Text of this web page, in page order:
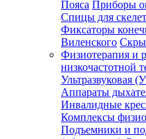
Пояса Приборы
Спицы для
Фиксаторы
Виленского
Физиотерапия и
низкочастотной
Ультразвуковая
Аппараты
Инвалидные
Комплексы
Подъемники и